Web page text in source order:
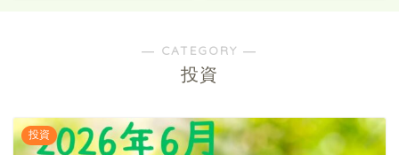
― CATEGORY ―
投資
投資